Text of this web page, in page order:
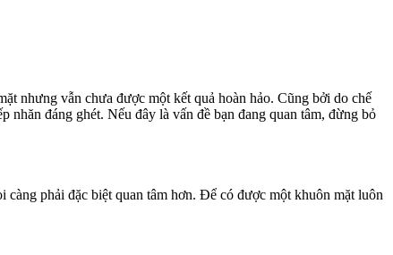
nhưng vẫn chưa được một kết quả hoàn hảo. Cũng bởi do chế
nhăn đáng ghét. Nếu đây là vấn đề bạn đang quan tâm, đừng bỏ
phải đặc biệt quan tâm hơn. Để có được một khuôn mặt luôn